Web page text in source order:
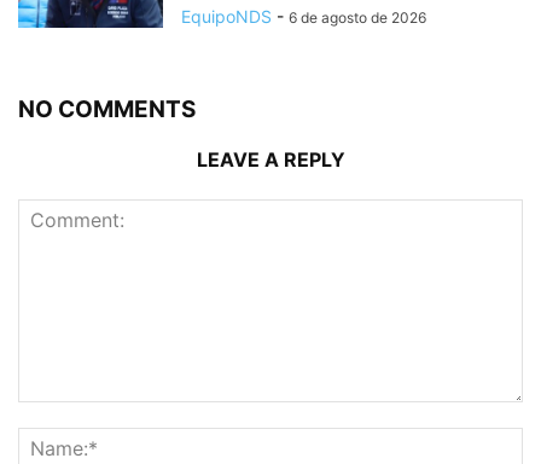
EquipoNDS - 6 de agosto de 2026
NO COMMENTS
LEAVE A REPLY